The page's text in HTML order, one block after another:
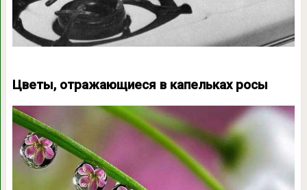
Цветы, отражающиеся в капельках росы